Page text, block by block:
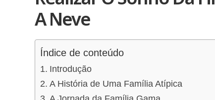
A Neve
Índice de conteúdo
Introdução
A História de Uma Família Atípica